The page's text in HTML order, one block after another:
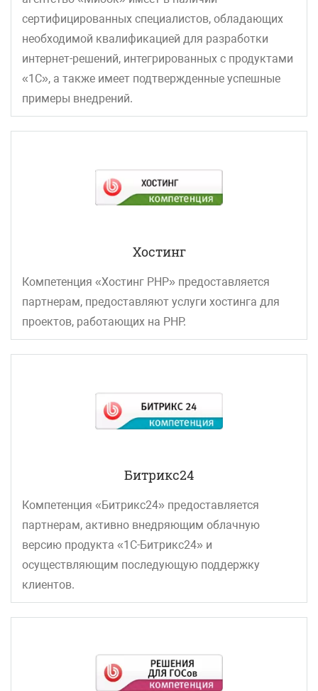
сертифицированных специалистов, обладающих
необходимой квалификацией для разработки
интернет-решений, интегрированных с продуктами
«1С», а также имеет подтвержденные успешные
примеры внедрений.
Хостинг
Компетенция «Хостинг PHP» предоставляется
партнерам, предоставляют услуги хостинга для
проектов, работающих на PHP.
Битрикс24
Компетенция «Битрикс24» предоставляется
партнерам, активно внедряющим облачную
версию продукта «1С-Битрикс24» и
осуществляющим последующую поддержку
клиентов.